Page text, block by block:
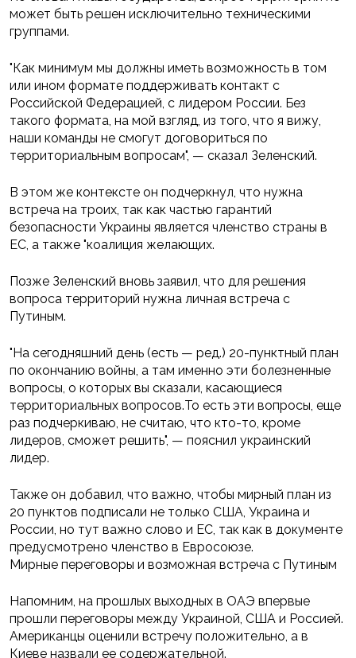
может быть решен исключительно техническими
группами.
"Как минимум мы должны иметь возможность в том
или ином формате поддерживать контакт с
Российской Федерацией, с лидером России. Без
такого формата, на мой взгляд, из того, что я вижу,
наши команды не смогут договориться по
территориальным вопросам", — сказал Зеленский.
В этом же контексте он подчеркнул, что нужна
встреча на троих, так как частью гарантий
безопасности Украины является членство страны в
ЕС, а также "коалиция желающих.
Позже Зеленский вновь заявил, что для решения
вопроса территорий нужна личная встреча с
Путиным.
"На сегодняшний день (есть — ред.) 20-пунктный план
по окончанию войны, а там именно эти болезненные
вопросы, о которых вы сказали, касающиеся
территориальных вопросов.То есть эти вопросы, еще
раз подчеркиваю, не считаю, что кто-то, кроме
лидеров, сможет решить", — пояснил украинский
лидер.
Также он добавил, что важно, чтобы мирный план из
20 пунктов подписали не только США, Украина и
России, но тут важно слово и ЕС, так как в документе
предусмотрено членство в Евросоюзе.
Мирные переговоры и возможная встреча с Путиным
Напомним, на прошлых выходных в ОАЭ впервые
прошли переговоры между Украиной, США и Россией.
Американцы оценили встречу положительно, а в
Киеве назвали ее содержательной.